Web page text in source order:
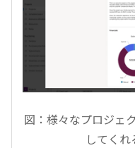
図：様々なプロジェ
してく